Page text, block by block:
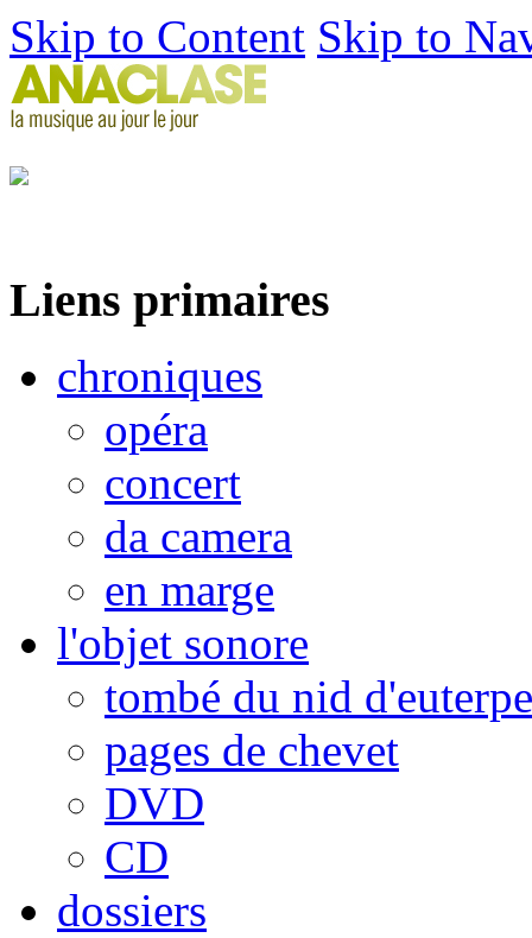
Skip to Content Skip to
Liens primaires
chroniques
opéra
concert
da camera
en marge
l'objet sonore
tombé du nid d'euterpe
pages de chevet
DVD
CD
dossiers